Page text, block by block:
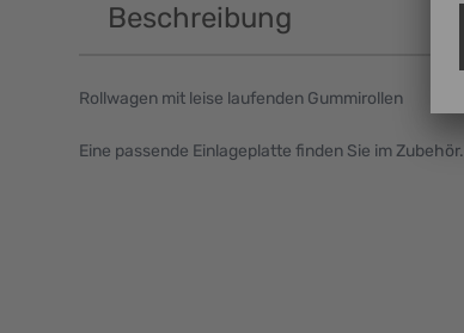
Beschreibung
Rollwagen mit leise laufenden Gummirollen
Eine passende Einlageplatte finden Sie im Zubehör.